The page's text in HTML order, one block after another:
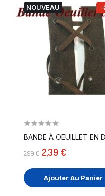
NOUVEAU -
BANDE À OEUILLET EN
2,99 € 2,39 €
Ajouter Au Panier